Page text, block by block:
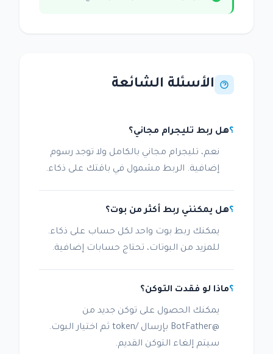
الأسئلة الشائعة
هل ربط تليجرام مجاني؟
نعم، تليجرام مجاني بالكامل ولا توجد رسوم
إضافية. الربط مشمول في باقتك على ذكاء.
هل يمكنني ربط أكثر من بوت؟
يمكنك ربط بوت واحد لكل حساب على ذكاء.
للمزيد من البوتات، تحتاج حسابات إضافية.
ماذا لو فقدت التوكن؟
يمكنك الحصول على توكن جديد من
@BotFather بإرسال /token ثم اختيار البوت.
سيتم إلغاء التوكن القديم.